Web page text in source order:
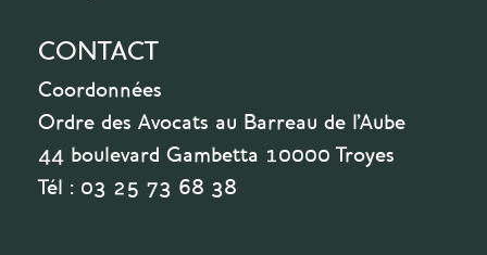
CONTACT
Coordonnées
Ordre des Avocats au Barreau de l'Aube
44 boulevard Gambetta 10000 Troyes
Tél : 03 25 73 68 38